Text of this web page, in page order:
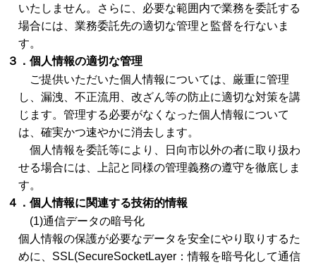
いたしません。さらに、必要な範囲内で業務を委託する
場合には、業務委託先の適切な管理と監督を行ないま
す。
３．個人情報の適切な管理
ご提供いただいた個人情報については、厳重に管理
し、漏洩、不正流用、改ざん等の防止に適切な対策を講
じます。管理する必要がなくなった個人情報について
は、確実かつ速やかに消去します。
個人情報を委託等により、日向市以外の者に取り扱わ
せる場合には、上記と同様の管理義務の遵守を徹底しま
す。
４．個人情報に関連する技術的情報
(1)通信データの暗号化
個人情報の保護が必要なデータを安全にやり取りするた
めに、SSL(SecureSocketLayer：情報を暗号化して通信